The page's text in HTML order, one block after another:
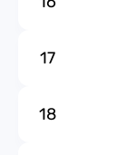
17
18